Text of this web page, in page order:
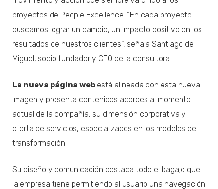
proyectos de People Excellence. “En cada proyecto
buscamos lograr un cambio, un impacto positivo en los
resultados de nuestros clientes”, señala Santiago de
Miguel, socio fundador y CEO de la consultora.
La nueva página web está alineada con esta nueva
imagen y presenta contenidos acordes al momento
actual de la compañía, su dimensión corporativa y
oferta de servicios, especializados en los modelos de
transformación.
Su diseño y comunicación destaca todo el bagaje que
la empresa tiene permitiendo al usuario una navegación